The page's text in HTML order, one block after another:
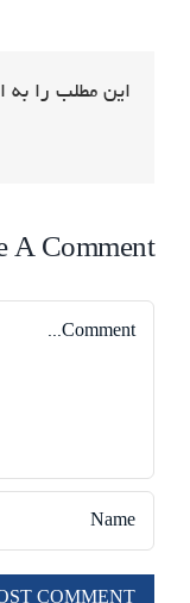
این مطلب را به
A Comment